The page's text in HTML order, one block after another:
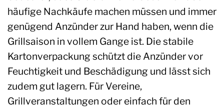
häufige Nachkäufe machen müssen und immer
genügend Anzünder zur Hand haben, wenn die
Grillsaison in vollem Gange ist. Die stabile
Kartonverpackung schützt die Anzünder vor
Feuchtigkeit und Beschädigung und lässt sich
zudem gut lagern. Für Vereine,
Grillveranstaltungen oder einfach für den